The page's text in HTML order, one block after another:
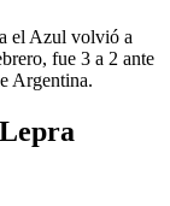
el Azul volvió a
fue 3 a 2 ante
Argentina.